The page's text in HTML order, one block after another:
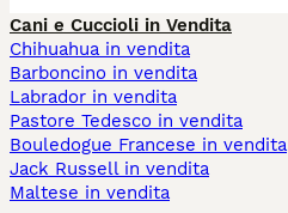
Cani e Cuccioli in Vendita
Chihuahua in vendita
Barboncino in vendita
Labrador in vendita
Pastore Tedesco in vendita
Bouledogue Francese in vendita
Jack Russell in vendita
Maltese in vendita